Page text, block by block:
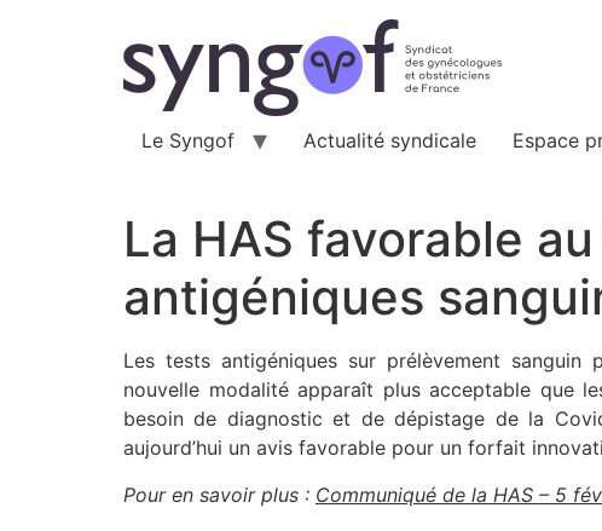
Le Syngof Actualité syndicale Espace
La HAS favorable
antigéniques
Les tests antigéniques sur prélèvement sanguin
nouvelle modalité apparaît plus acceptable que
besoin de diagnostic et de dépistage de la
aujourd’hui un avis favorable pour un forfait
Pour en savoir plus : Communiqué de la HAS – 5